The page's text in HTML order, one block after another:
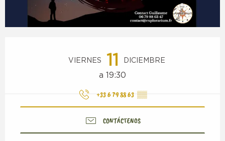
VIERNES 11 DICIEMBRE
a 19:30
+33 6 79 88 63 ▒▒
CONTÁCTENOS